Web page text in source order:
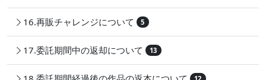
16.再販チャレンジについて 5
17.委託期間中の返却について 13